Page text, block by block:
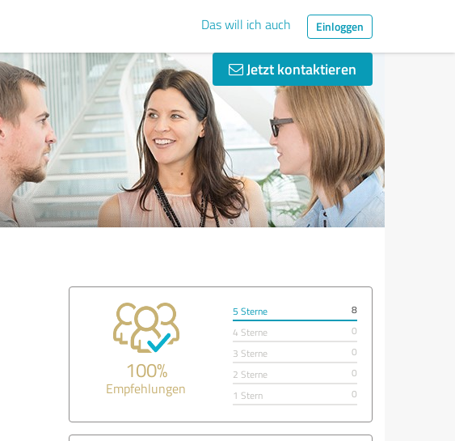
Das will ich auch Einloggen
Jetzt kontaktieren
100%
Empfehlungen
5 Sterne
8
4 Sterne
0
3 Sterne
0
2 Sterne
0
1 Stern
0